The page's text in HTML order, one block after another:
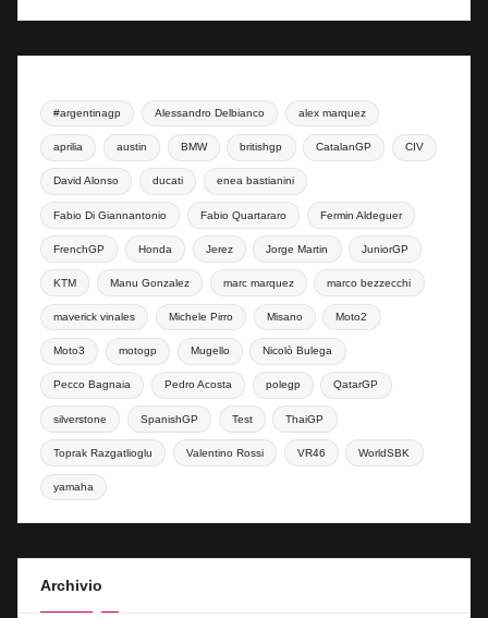
#argentinagp Alessandro Delbianco alex marquez
aprilia austin BMW britishgp CatalanGP CIV
David Alonso ducati enea bastianini
Fabio Di Giannantonio Fabio Quartararo Fermin Aldeguer
FrenchGP Honda Jerez Jorge Martin JuniorGP
KTM Manu Gonzalez marc marquez marco bezzecchi
maverick vinales Michele Pirro Misano Moto2
Moto3 motogp Mugello Nicolò Bulega
Pecco Bagnaia Pedro Acosta polegp QatarGP
silverstone SpanishGP Test ThaiGP
Toprak Razgatlioglu Valentino Rossi VR46 WorldSBK
yamaha
Archivio